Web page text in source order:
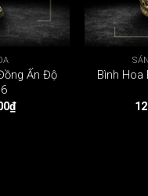
Ấn Độ
₫
Bình Hoa